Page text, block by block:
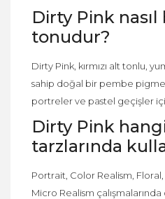
Dirty Pink
tonudur?
Dirty Pink, kırmızı alt tonlu,
sahip doğal bir pembe
portreler ve pastel geçişler
Dirty Pink
tarzlarında
Portrait, Color Realism,
Micro Realism